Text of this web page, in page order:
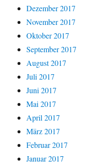
Dezember 2017
November 2017
Oktober 2017
September 2017
August 2017
Juli 2017
Juni 2017
Mai 2017
April 2017
März 2017
Februar 2017
Januar 2017